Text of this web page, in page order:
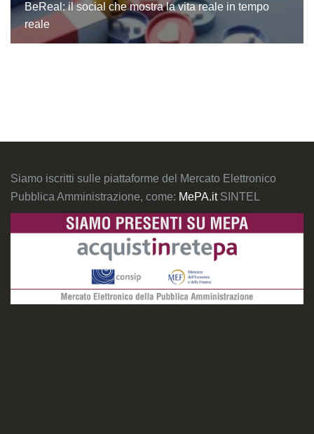
BeReal: il social che mostra la vita reale in tempo
reale
Siamo iscritti sulle piattaforme del Mercato Elettronico
Pubblica Amministrazione, come: MePA.it SINTEL